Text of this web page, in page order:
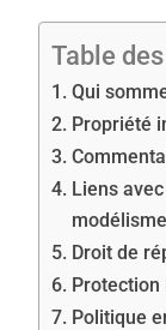
Table
Qui
Propriété
Liens
Droit de
Protection
Politique